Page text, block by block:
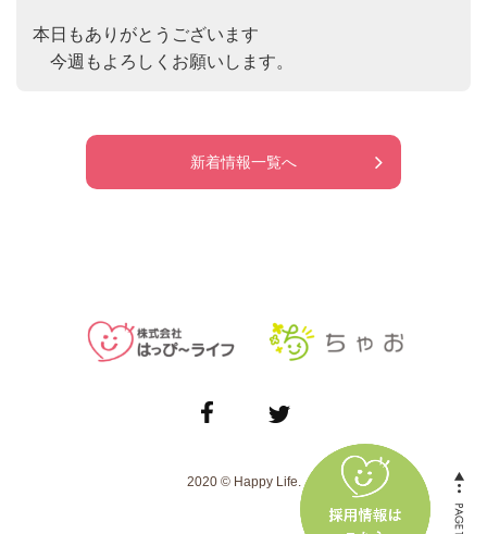
本日もありがとうございます
今週もよろしくお願いします。
新着情報一覧へ
2020 © Happy Life.